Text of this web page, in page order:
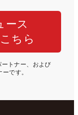
ース
ちら
トナー、および
です。